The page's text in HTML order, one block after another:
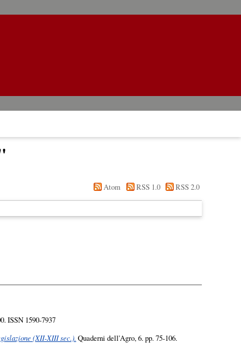
Atom RSS 1.0 RSS 2.0
ISSN 1590-7937
(XII-XIII sec.). Quaderni dell'Agro, 6. pp. 75-106.